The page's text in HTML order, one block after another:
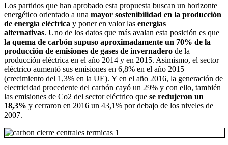
Los partidos que han aprobado esta propuesta buscan un horizonte
energético orientado a una mayor sostenibilidad en la producción
de energía eléctrica y poner en valor las energías
alternativas. Uno de los datos que más avalan esta posición es que
la quema de carbón supuso aproximadamente un 70% de la
producción de emisiones de gases de invernadero de la
producción eléctrica en el año 2014 y en 2015. Asimismo, el sector
eléctrico aumentó sus emisiones en 6,8% en el año 2015
(crecimiento del 1,3% en la UE). Y en el año 2016, la generación de
electricidad procedente del carbón cayó un 29% y con ello, también
las emisiones de Co2 del sector eléctrico que se redujeron un
18,3% y cerraron en 2016 un 43,1% por debajo de los niveles de
2007.